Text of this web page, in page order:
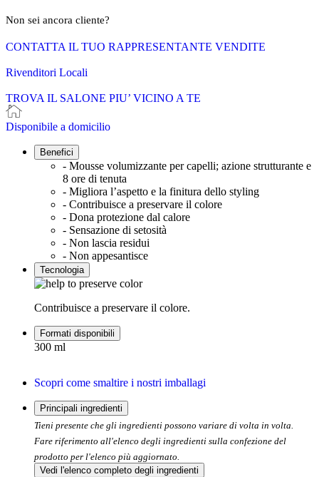
Non sei ancora cliente?
CONTATTA IL TUO RAPPRESENTANTE VENDITE
Rivenditori Locali
TROVA IL SALONE PIU’ VICINO A TE
Disponibile a domicilio
Benefici
- Mousse volumizzante per capelli; azione strutturante e
8 ore di tenuta
- Migliora l’aspetto e la finitura dello styling
- Contribuisce a preservare il colore
- Dona protezione dal calore
- Sensazione di setosità
- Non lascia residui
- Non appesantisce
Tecnologia
Contribuisce a preservare il colore.
Formati disponibili
300 ml
Scopri come smaltire i nostri imballagi
Principali ingredienti
Tieni presente che gli ingredienti possono variare di volta in volta.
Fare riferimento all'elenco degli ingredienti sulla confezione del
prodotto per l'elenco più aggiornato.
Vedi l'elenco completo degli ingredienti